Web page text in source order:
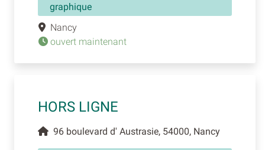
graphique
Nancy
ouvert maintenant
HORS LIGNE
96 boulevard d' Austrasie, 54000, Nancy